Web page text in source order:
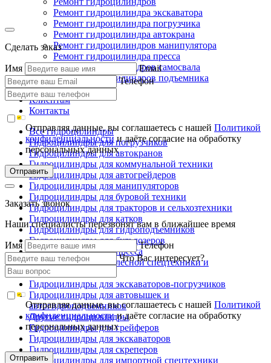
Ремонт гидроцилиндра экскаватора
Ремонт гидроцилиндра погрузчика
Ремонт гидроцилиндра автокрана
Ремонт гидроцилиндров манипулятора
Ремонт гидроцилиндра пресса
Ремонт гидроцилиндров самосвала
Ремонт гидроцилиндров подъемника
Производство
Клиентам
Контакты
Все гидроцилиндры
Гидроцилиндры для погрузчиков
Гидроцилиндры для автокранов
Гидроцилиндры для коммунальной техники
Гидроцилиндры для автогрейдеров
Гидроцилиндры для манипуляторов
Гидроцилиндры для буровой техники
Гидроцилиндры для тракторов и сельхозтехники
Гидроцилиндры для катков
Гидроцилиндры для гидроподъемников
Гидроцилиндры для бульдозеров
Гидроцилиндры для пресса
Гидроцилиндры для лесной спецтехники и
металловозов
Гидроцилиндры для экскаваторов-погрузчиков
Гидроцилиндры для автовышек и
автогидроподъемников
Другие гидроцилиндры
Гидроцилиндры для грейферов
Гидроцилиндры для экскаваторов
Гидроцилиндры для скреперов
Гидроцилиндры для импортной спецтехники
Сделать заказ
Имя
Email
Телефон
Отправляя данные, вы соглашаетесь с нашейПолитикой
конфиденциальностии даёте согласие на обработку
персональных данных
Отправить
Заказать звонок
Наши специалисты перезвонят вам в ближайшее время
Имя
Телефон
Что Вас интересует?
Отправляя данные, вы соглашаетесь с нашейПолитикой
конфиденциальностии даёте согласие на обработку
персональных данных
Отправить